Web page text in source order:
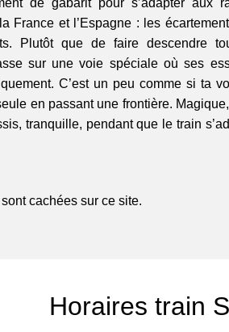
de gabarit pour s’adapter aux
France et l’Espagne : les
Plutôt que de faire descendre
sur une voie spéciale où ses
C’est un peu comme si ta
en passant une frontière.
tranquille, pendant que le train
cachées sur ce site.
Horaires train